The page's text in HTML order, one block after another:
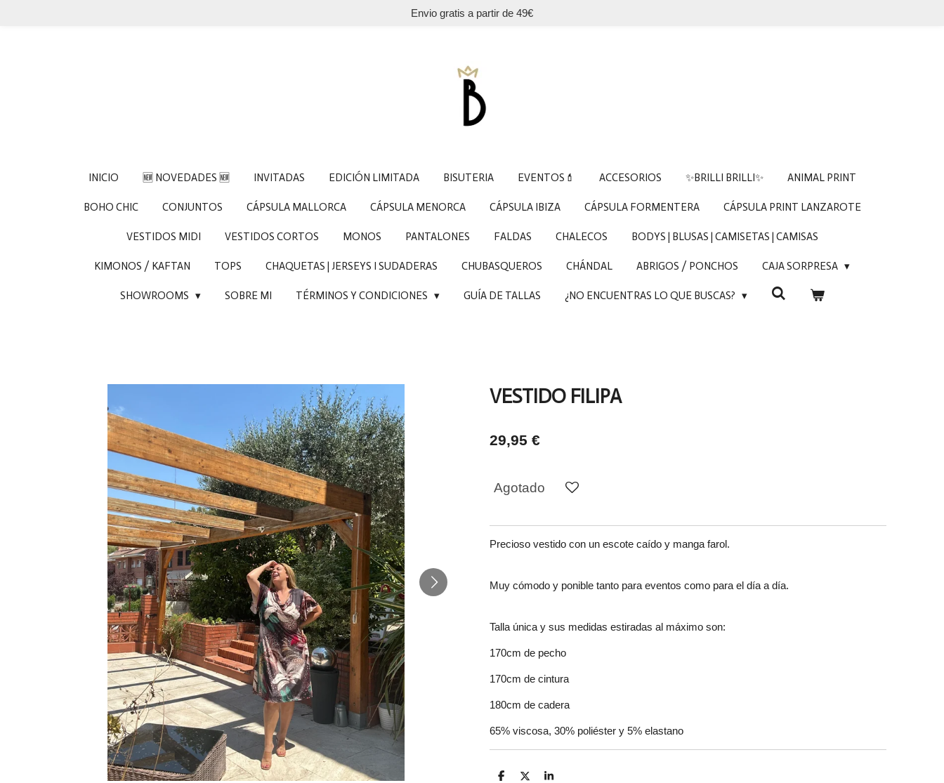
Envio gratis a partir de 49€
INICIO 🆕 NOVEDADES 🆕 INVITADAS EDICIÓN LIMITADA BISUTERIA EVENTOS💄 ACCESORIOS ✨BRILLI BRILLI✨ ANIMAL PRINT
BOHO CHIC CONJUNTOS CÁPSULA MALLORCA CÁPSULA MENORCA CÁPSULA IBIZA CÁPSULA FORMENTERA CÁPSULA PRINT LANZAROTE
VESTIDOS MIDI VESTIDOS CORTOS MONOS PANTALONES FALDAS CHALECOS BODYS | BLUSAS | CAMISETAS | CAMISAS
KIMONOS / KAFTAN TOPS CHAQUETAS | JERSEYS I SUDADERAS CHUBASQUEROS CHÁNDAL ABRIGOS / PONCHOS CAJA SORPRESA
SHOWROOMS SOBRE MI TÉRMINOS Y CONDICIONES GUÍA DE TALLAS ¿NO ENCUENTRAS LO QUE BUSCAS?
VESTIDO FILIPA
29,95 €
Agotado
Precioso vestido con un escote caído y manga farol.
Muy cómodo y ponible tanto para eventos como para el día a día.
Talla única y sus medidas estiradas al máximo son:
170cm de pecho
170cm de cintura
180cm de cadera
65% viscosa, 30% poliéster y 5% elastano
C
C
C